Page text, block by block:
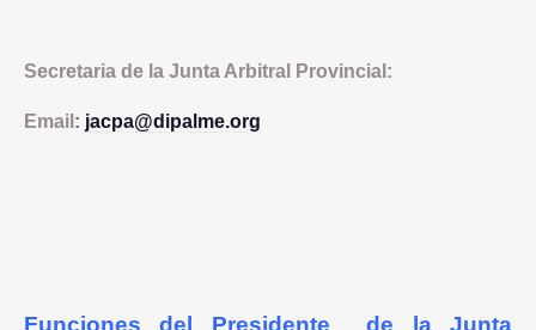
Secretaria de la Junta Arbitral Provincial:
Email : jacpa@dipalme.org
Funciones del Presidente de la Junta